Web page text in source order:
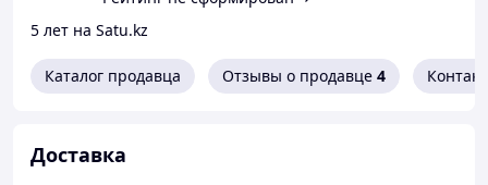
5 лет на Satu.kz
Каталог продавца Отзывы о продавце 4
Доставка